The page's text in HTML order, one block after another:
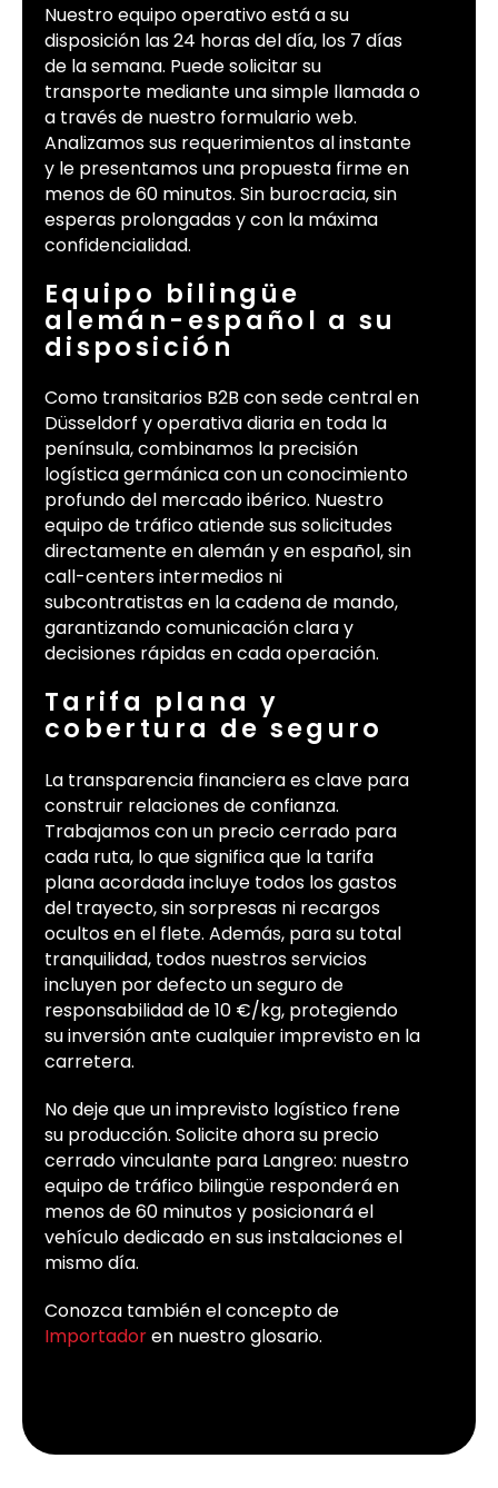
Nuestro equipo operativo está a su
disposición las 24 horas del día, los 7 días
de la semana. Puede solicitar su
transporte mediante una simple llamada o
a través de nuestro formulario web.
Analizamos sus requerimientos al instante
y le presentamos una propuesta firme en
menos de 60 minutos. Sin burocracia, sin
esperas prolongadas y con la máxima
confidencialidad.
Equipo bilingüe
alemán-español a su
disposición
Como transitarios B2B con sede central en
Düsseldorf y operativa diaria en toda la
península, combinamos la precisión
logística germánica con un conocimiento
profundo del mercado ibérico. Nuestro
equipo de tráfico atiende sus solicitudes
directamente en alemán y en español, sin
call-centers intermedios ni
subcontratistas en la cadena de mando,
garantizando comunicación clara y
decisiones rápidas en cada operación.
Tarifa plana y
cobertura de seguro
La transparencia financiera es clave para
construir relaciones de confianza.
Trabajamos con un precio cerrado para
cada ruta, lo que significa que la tarifa
plana acordada incluye todos los gastos
del trayecto, sin sorpresas ni recargos
ocultos en el flete. Además, para su total
tranquilidad, todos nuestros servicios
incluyen por defecto un seguro de
responsabilidad de 10 €/kg, protegiendo
su inversión ante cualquier imprevisto en la
carretera.
No deje que un imprevisto logístico frene
su producción. Solicite ahora su precio
cerrado vinculante para Langreo: nuestro
equipo de tráfico bilingüe responderá en
menos de 60 minutos y posicionará el
vehículo dedicado en sus instalaciones el
mismo día.
Conozca también el concepto de
Importadoren nuestro glosario.